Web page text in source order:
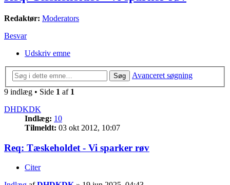
Redaktør: Moderators
Besvar
Udskriv emne
Søg
Avanceret søgning
9 indlæg • Side 1 af 1
DHDKDK
Indlæg: 10
Tilmeldt: 03 okt 2012, 10:07
Req: Tæskeholdet - Vi sparker røv
Citer